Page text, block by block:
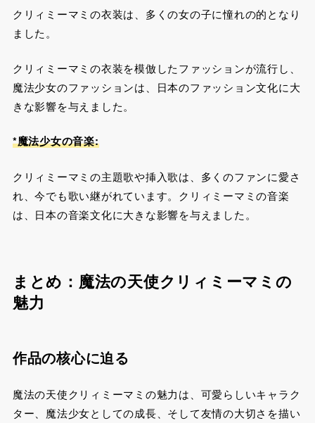
クリィミーマミの衣装は、多くの女の子に憧れの的となり
ました。
クリィミーマミの衣装を模倣したファッションが流行し、
魔法少女のファッションは、日本のファッション文化に大
きな影響を与えました。
*魔法少女の音楽:
クリィミーマミの主題歌や挿入歌は、多くのファンに愛さ
れ、今でも歌い継がれています。クリィミーマミの音楽
は、日本の音楽文化に大きな影響を与えました。
まとめ：魔法の天使クリィミーマミの
魅力
作品の核心に迫る
魔法の天使クリィミーマミの魅力は、可愛らしいキャラク
ター、魔法少女としての成長、そして友情の大切さを描い